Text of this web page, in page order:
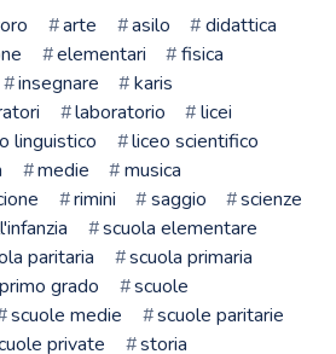
arte asilo
didattica
elementari
fisica
insegnare
karis
laboratorio
licei
linguistico
liceo scientifico
medie
musica
rimini saggio
scienze
scuola elementare
paritaria
scuola primaria
grado
scuole
scuole medie
scuole paritarie
private storia